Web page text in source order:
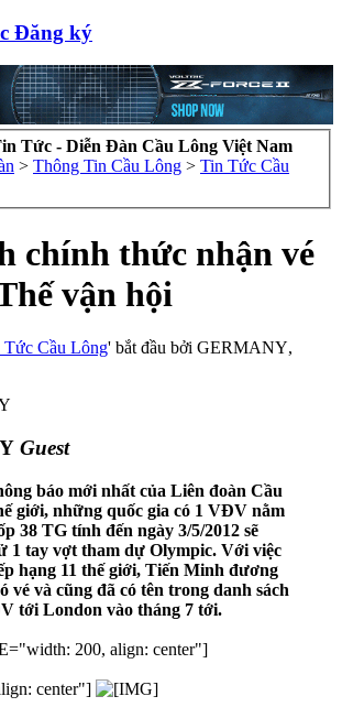
Đăng ký
Tức - Diễn Đàn Cầu Lông Việt Nam
> Thông Tin Cầu Lông > Tin Tức Cầu
chính thức nhận vé
vận hội
Tức Cầu Lông' bắt đầu bởi GERMANY,
Guest
báo mới nhất của Liên đoàn Cầu
giới, những quốc gia có 1 VĐV nằm
38 TG tính đến ngày 3/5/2012 sẽ
1 tay vợt tham dự Olympic. Với việc
hạng 11 thế giới, Tiến Minh đương
vé và cũng đã có tên trong danh sách
tới London vào tháng 7 tới.
200, align: center"]
center"]